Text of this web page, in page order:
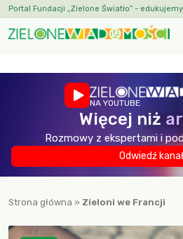
Portal Fundacji „Zielone Światło” -
NA YOUTUBE
Więcej niż
Rozmowy z ekspertami i
Odwiedź
Strona główna » Zieloni we Francji